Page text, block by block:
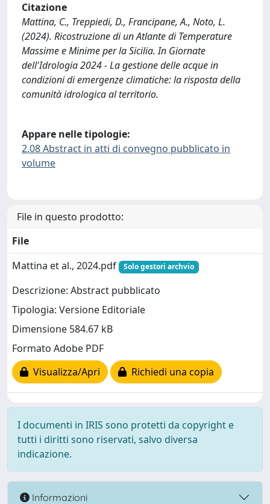
Citazione
Mattina, C., Treppiedi, D., Francipane, A., Noto, L.
(2024). Ricostruzione di un Atlante di Temperature
Massime e Minime per la Sicilia. In Giornate
dell'Idrologia 2024 - La gestione delle acque in
condizioni di emergenze climatiche: la risposta della
comunità idrologica al territorio.
Appare nelle tipologie:
2.08 Abstract in atti di convegno pubblicato in
volume
File in questo prodotto:
File
Mattina et al., 2024.pdf
Solo gestori archvio
Descrizione: Abstract pubblicato
Tipologia: Versione Editoriale
Dimensione 584.67 kB
Formato Adobe PDF
Visualizza/Apri
Richiedi una copia
I documenti in IRIS sono protetti da copyright e
tutti i diritti sono riservati, salvo diversa
indicazione.
Informazioni